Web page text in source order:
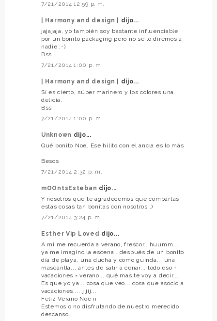
7/21/2014 12:59 p. m.
| Harmony and design |
dijo...
jajajaja, yo también soy bastante influenciable
por un bonito packaging pero no se lo diremos a
nadie ;-)
Bss
7/21/2014 1:00 p. m.
| Harmony and design |
dijo...
Sí es cierto, súper marinero y los colores una
delicia.
Bss
7/21/2014 1:00 p. m.
Unknown dijo...
Qué bonito Noe. Ese hilito con el ancla es lo más
Besos
7/21/2014 2:32 p. m.
mOOntsEsteban dijo...
Y nosotros que te agradecemos que compartas
estas cosas tan bonitas con nosotros .)
7/21/2014 3:24 p. m.
Esther Vip Loved dijo...
A mi me recuerda a verano, frescor.. huumm...
ya me imagino la escena.. después de un bonito
día de playa, una ducha y como guinda... una
mascarilla... antes de salir a cenar... todo eso +
vacaciones = verano... qué mas te voy a decir...
Es que yo ya... cosa que veo... cosa que asocio a
vacaciones.... jijij...
Feliz Verano Noe ¡¡
Estemos o no disfrutando de nuestro merecido
descanso...